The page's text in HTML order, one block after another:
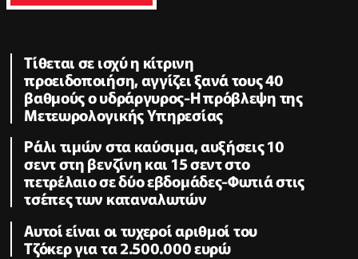
Τίθεται σε ισχύ η κίτρινη
προειδοποιήση, αγγίζει ξανά τους 40
βαθμούς ο υδράργυρος-Η πρόβλεψη της
Μετεωρολογικής Υπηρεσίας
Ράλι τιμών στα καύσιμα, αυξήσεις 10
σεντ στη βενζίνη και 15 σεντ στο
πετρέλαιο σε δύο εβδομάδες-Φωτιά στις
τσέπες των καταναλωτών
Αυτοί είναι οι τυχεροί αριθμοί του
Τζόκερ για τα 2.500.000 ευρώ